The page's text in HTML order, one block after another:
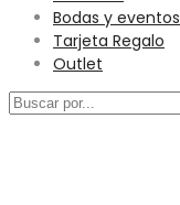
Bodas y eventos
Tarjeta Regalo
Outlet